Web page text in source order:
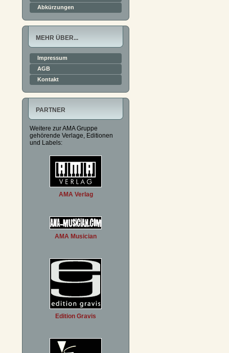
Abkürzungen
MEHR ÜBER...
Impressum
AGB
Kontakt
PARTNER
Weitere zur AMA Gruppe
gehörende Verlage, Editionen
und Labels:
AMA Verlag
AMA Musician
Edition Gravis